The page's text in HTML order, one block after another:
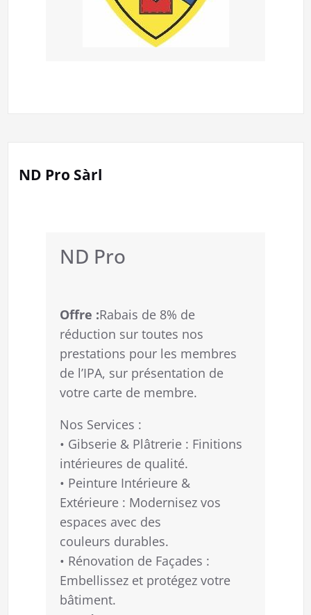
ND Pro Sàrl
ND Pro
Offre :Rabais de 8% de
réduction sur toutes nos
prestations pour les membres
de l’IPA, sur présentation de
votre carte de membre.
Nos Services :
• Gibserie & Plâtrerie : Finitions
intérieures de qualité.
• Peinture Intérieure &
Extérieure : Modernisez vos
espaces avec des
couleurs durables.
• Rénovation de Façades :
Embellissez et protégez votre
bâtiment.